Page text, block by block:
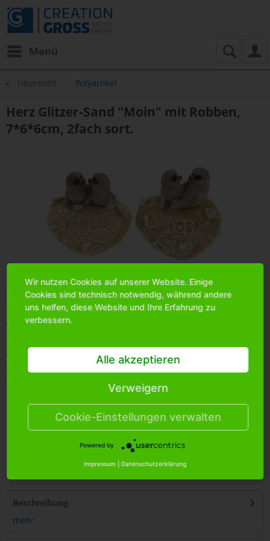
Menü
Übersicht Polyartikel
Herz Glitzer-Sand "Moin" mit Robben,
7*6*6cm, 2fach sort.
Bittemelden Sie sich an, um mehr Informationen über das
Produkt zu erhalten.
Merken
Artikel-Nr.:
264
144
250255 487576
Beschreibung
mehr
Wir nutzen Cookies auf unserer Website. Einige
Cookies sind technisch notwendig, während andere
uns helfen, diese Website und Ihre Erfahrung zu
verbessern.
Alle akzeptieren
Verweigern
Cookie-Einstellungen verwalten
Powered by
Impressum Datenschutzerklärung